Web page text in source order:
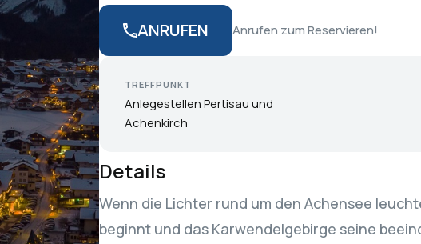
ANRUFEN Anrufen zum Reservieren!
TREFFPUNKT
Anlegestellen Pertisau und
Achenkirch
Details
Wenn die Lichter rund um den Achensee
beginnt und das Karwendelgebirge seine